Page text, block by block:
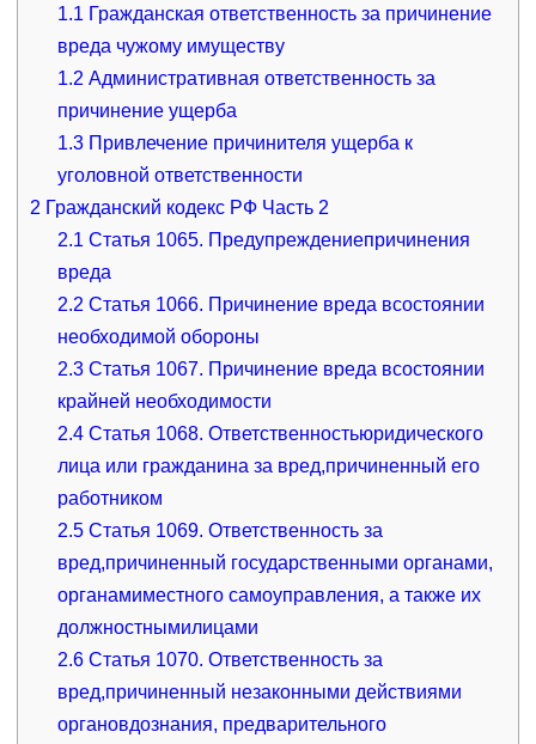
1.1 Гражданская ответственность за причинение
вреда чужому имуществу
1.2 Административная ответственность за
причинение ущерба
1.3 Привлечение причинителя ущерба к
уголовной ответственности
2 Гражданский кодекс РФ Часть 2
2.1 Статья 1065. Предупреждениепричинения
вреда
2.2 Статья 1066. Причинение вреда всостоянии
необходимой обороны
2.3 Статья 1067. Причинение вреда всостоянии
крайней необходимости
2.4 Статья 1068. Ответственностьюридического
лица или гражданина за вред,причиненный его
работником
2.5 Статья 1069. Ответственность за
вред,причиненный государственными органами,
органамиместного самоуправления, а также их
должностнымилицами
2.6 Статья 1070. Ответственность за
вред,причиненный незаконными действиями
органовдознания, предварительного